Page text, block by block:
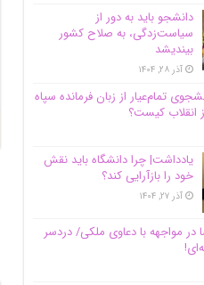
دانشجو باید به دور از
سیاست‌زدگی، به صلاح کشور
بیندیشد
آذر ۲۸, ۱۴۰۴
تمام‌عیار از زبان فرمانده سپاه
انقلاب کیست؟
یادداشت| چرا دانشگاه باید نقش
خود را بازآرایی کند؟
آذر ۲۷, ۱۴۰۴
مواجهه با دعاوی ملکی/ دردسر